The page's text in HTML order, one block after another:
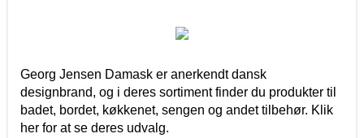
Georg Jensen Damask er anerkendt dansk
designbrand, og i deres sortiment finder du produkter til
badet, bordet, køkkenet, sengen og andet tilbehør. Klik
her for at se deres udvalg.